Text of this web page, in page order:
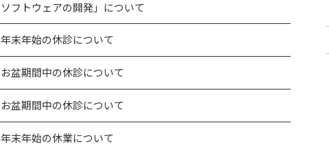
ソフトウェアの開発」について
年末年始の休診について
お盆期間中の休診について
お盆期間中の休診について
年末年始の休業について